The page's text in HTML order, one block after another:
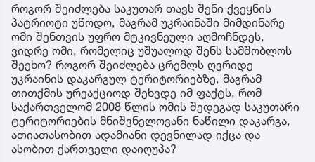
როგორ შეიძლება საკუთარ თავს შენი ქვეყნის
პატრიოტი უწოდო, მაგრამ უკრაინაში მიმდინარე
ომი შენთვის უფრო მტკივნეული აღმოჩნდეს,
ვიდრე ომი, რომელიც უშუალოდ შენს სამშობლოს
შეეხო? როგორ შეიძლება ცრემლს ღვრიდე
უკრაინის დაკარგულ ტერიტორიებზე, მაგრამ
თითქმის ურეაქციოდ შეხვდე იმ ფაქტს, რომ
საქართველომ 2008 წლის ომის შედეგად საკუთარი
ტერიტორიების მნიშვნელოვანი ნაწილი დაკარგა,
ათიათასობით ადამიანი დევნილად იქცა და
ასობით ქართველი დაიღუპა?